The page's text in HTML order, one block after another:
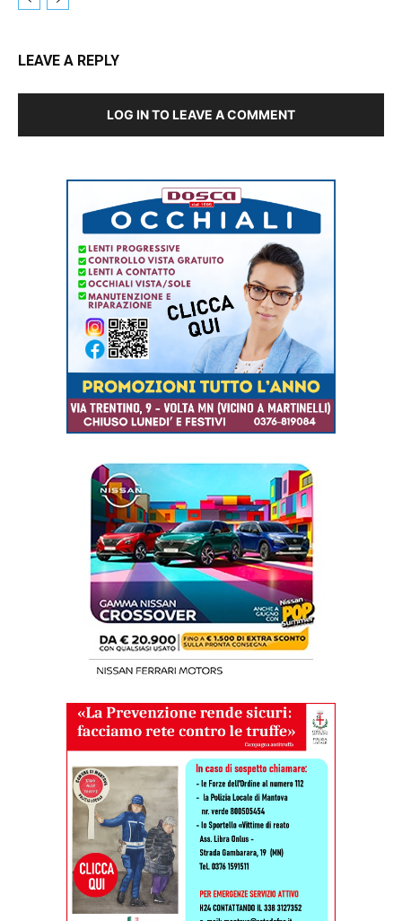
LEAVE A REPLY
LOG IN TO LEAVE A COMMENT